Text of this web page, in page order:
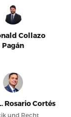
Collazo
Pagán
Rosario Cortés
und Recht